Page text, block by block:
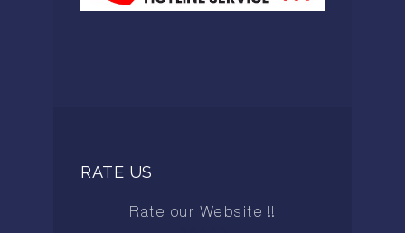
RATE US
Rate our Website !!